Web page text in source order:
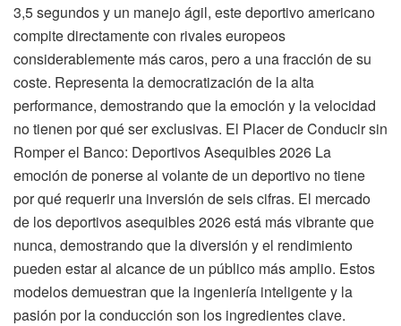
3,5 segundos y un manejo ágil, este deportivo americano
compite directamente con rivales europeos
considerablemente más caros, pero a una fracción de su
coste. Representa la democratización de la alta
performance, demostrando que la emoción y la velocidad
no tienen por qué ser exclusivas. El Placer de Conducir sin
Romper el Banco: Deportivos Asequibles 2026 La
emoción de ponerse al volante de un deportivo no tiene
por qué requerir una inversión de seis cifras. El mercado
de los deportivos asequibles 2026 está más vibrante que
nunca, demostrando que la diversión y el rendimiento
pueden estar al alcance de un público más amplio. Estos
modelos demuestran que la ingeniería inteligente y la
pasión por la conducción son los ingredientes clave.